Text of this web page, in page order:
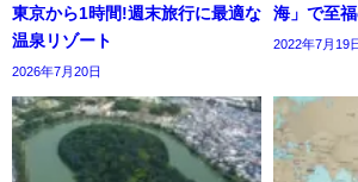
東京から1時間!週末旅行に最適な
温泉リゾート
2026年7月20日
海」で至
2022年7月19